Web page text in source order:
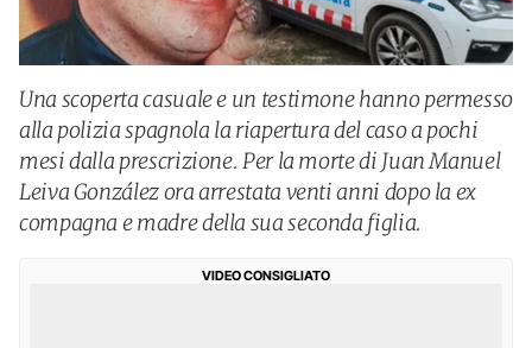
Una scoperta casuale e un testimone hanno permesso
alla polizia spagnola la riapertura del caso a pochi
mesi dalla prescrizione. Per la morte di Juan Manuel
Leiva González ora arrestata venti anni dopo la ex
compagna e madre della sua seconda figlia.
VIDEO CONSIGLIATO